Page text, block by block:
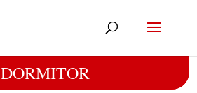
DORMITOR